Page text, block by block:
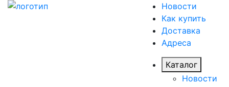
Новости
Как купить
Доставка
Адреса
Каталог
Новости